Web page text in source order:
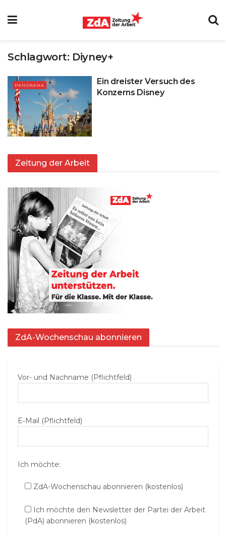
Schlagwort: Diyney+
PANORAMA
Ein dreister Versuch des
Konzerns Disney
Zeitung der Arbeit
ZdA-Wochenschau abonnieren
Vor- und Nachname (Pflichtfeld)
E‑Mail (Pflichtfeld)
Ich möchte:
ZdA-Wochenschau abonnieren (kostenlos)
Ich möchte den Newsletter der Partei der Arbeit
(PdA) abonnieren (kostenlos)